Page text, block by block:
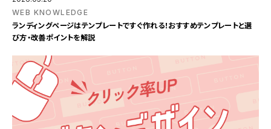
WEB KNOWLEDGE
ランディングページはテンプレートですぐ作れる！おすすめテンプレートと選
び方・改善ポイントを解説